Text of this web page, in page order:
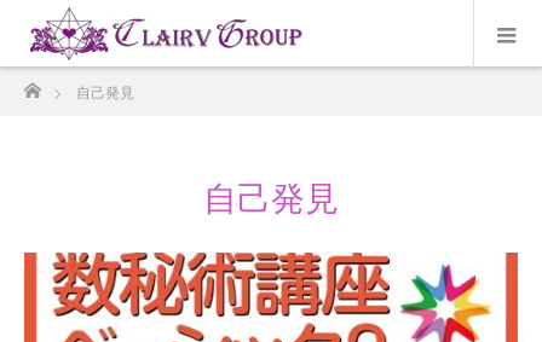
ホーム
自己発見
自己発見